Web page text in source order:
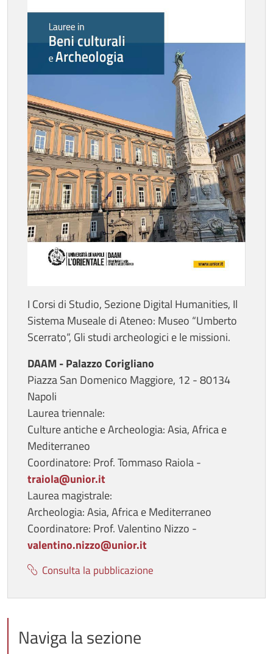
I Corsi di Studio, Sezione Digital Humanities, Il
Sistema Museale di Ateneo: Museo “Umberto
Scerrato“, Gli studi archeologici e le missioni.
DAAM - Palazzo Corigliano
Piazza San Domenico Maggiore, 12 - 80134
Napoli
Laurea triennale:
Culture antiche e Archeologia: Asia, Africa e
Mediterraneo
Coordinatore: Prof. Tommaso Raiola -
traiola@unior.it
Laurea magistrale:
Archeologia: Asia, Africa e Mediterraneo
Coordinatore: Prof. Valentino Nizzo -
valentino.nizzo@unior.it
Consulta la pubblicazione
Naviga la sezione